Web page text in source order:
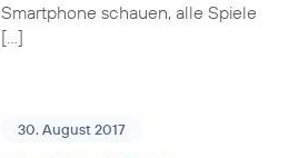
Smartphone schauen, alle Spiele
[…]
30. August 2017